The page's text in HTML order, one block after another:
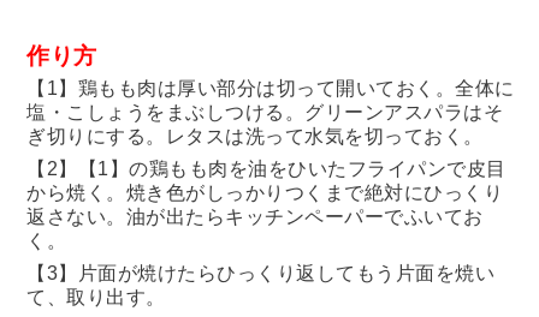
作り方
【1】鶏もも肉は厚い部分は切って開いておく。全体に
塩・こしょうをまぶしつける。グリーンアスパラはそ
ぎ切りにする。レタスは洗って水気を切っておく。
【2】【1】の鶏もも肉を油をひいたフライパンで皮目
から焼く。焼き色がしっかりつくまで絶対にひっくり
返さない。油が出たらキッチンペーパーでふいてお
く。
【3】片面が焼けたらひっくり返してもう片面を焼い
て、取り出す。